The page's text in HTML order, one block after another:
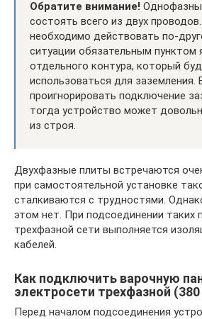
Обратите внимание!
состоять всего из двух
необходимо действовать по-
ситуации обязательным пунктом
отдельного контура, который
использоваться для заземления.
проигнорировать подключение
тогда устройство может
из строя.
Двухфазные плиты встречаются
при самостоятельной установке
сталкиваются с трудностями.
этом нет. При подсоединении таких
трехфазной сети выполняется
кабелей.
Как подключить варочную
электросети трехфазной
Перед началом подсоединения